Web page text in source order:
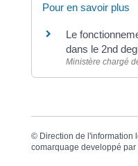
Pour en savoir plus
Le
dans le 2nd
Ministère chargé
© Direction de l'information
comarquage developpé par